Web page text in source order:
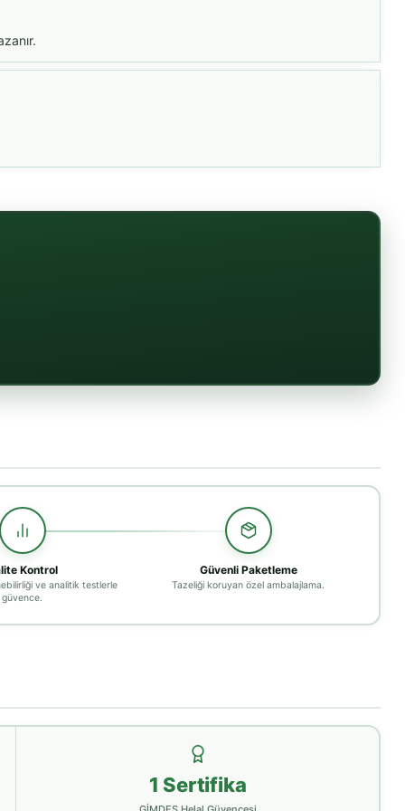
Kontrol
ve analitik testlerle
güvence.
Güvenli Paketleme
Tazeliği koruyan özel ambalajlama.
1 Sertifika